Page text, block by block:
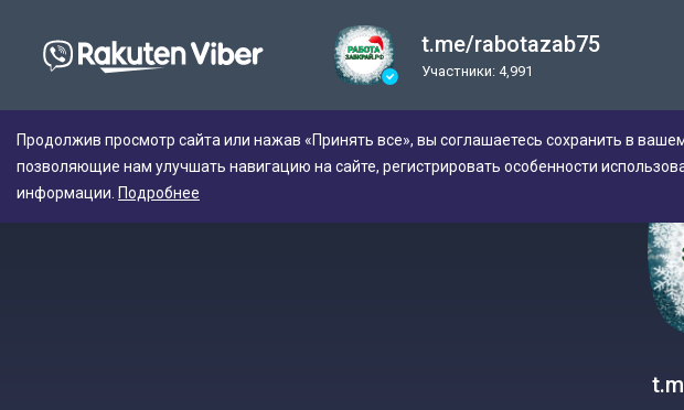
t.me/rabotazab75
Участники: 4,991
Продолжив просмотр сайта или нажав «Принять все», вы соглашаетесь сохранить в
позволяющие нам улучшать навигацию на сайте, регистрировать особенности
информации. Подробнее